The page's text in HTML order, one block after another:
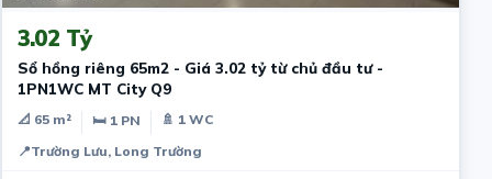
3.02 Tỷ
Sổ hồng riêng 65m2 - Giá 3.02 tỷ từ chủ đầu tư -
1PN1WC MT City Q9
📐 65 m² 🛏 1 PN
🚿 1 WC
📍Trường Lưu, Long Trường